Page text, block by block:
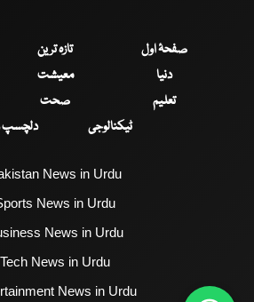
صفحۂ اول تازہ ترین
دنیا
معیشت
تعلیم
صحت
ٹیکنالوجی
News in Urdu
News in Urdu
News in Urdu
Tech News in Urdu
News in Urdu